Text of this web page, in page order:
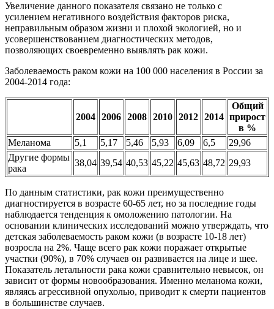
Увеличение данного показателя связано не только с
усилением негативного воздействия факторов риска,
неправильным образом жизни и плохой экологией, но и
усовершенствованием диагностических методов,
позволяющих своевременно выявлять рак кожи.
Заболеваемость раком кожи на 100 000 населения в России за
2004-2014 года:
2004 2006 2008 2010 2012 2014
Общий
прирост
в %
Меланома
5,1 5,17 5,46 5,93 6,09 6,5
29,96
Другие формы
рака
38,04 39,54 40,53 45,22 45,63 48,72 29,93
По данным статистики, рак кожи преимущественно
диагностируется в возрасте 60-65 лет, но за последние годы
наблюдается тенденция к омоложению патологии. На
основании клинических исследований можно утверждать, что
детская заболеваемость раком кожи (в возрасте 10-18 лет)
возросла на 2%. Чаще всего рак кожи поражает открытые
участки (90%), в 70% случаев он развивается на лице и шее.
Показатель летальности рака кожи сравнительно невысок, он
зависит от формы новообразования. Именно меланома кожи,
являясь агрессивной опухолью, приводит к смерти пациентов
в большинстве случаев.